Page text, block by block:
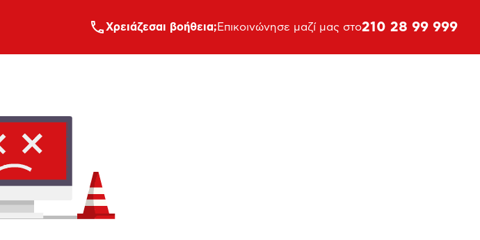
Xρειάζεσαι βοήθεια; Επικοινώνησε μαζί μας στο210 28 99 999